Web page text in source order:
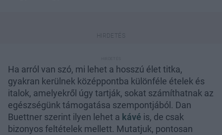
Ha arról van szó, mi lehet a hosszú élet titka,
gyakran kerülnek középpontba különféle ételek és
italok, amelyekről úgy tartják, sokat számíthatnak az
egészségünk támogatása szempontjából. Dan
Buettner szerint ilyen lehet a kávé is, de csak
bizonyos feltételek mellett. Mutatjuk, pontosan